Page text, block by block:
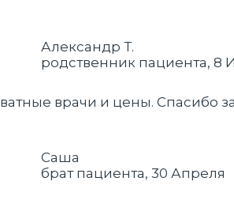
Александр Т.
родственник пациента, 8
врачи и цены. Спасибо
Саша
брат пациента, 30 Апреля